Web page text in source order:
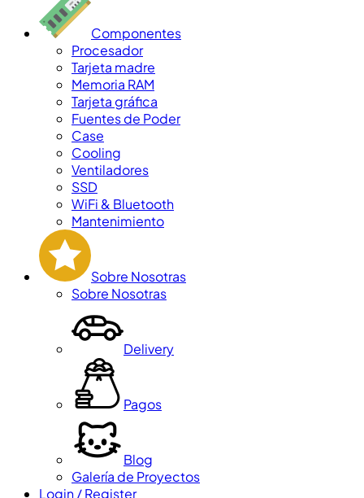
Componentes
Procesador
Tarjeta madre
Memoria RAM
Tarjeta gráfica
Fuentes de Poder
Case
Cooling
Ventiladores
SSD
WiFi & Bluetooth
Mantenimiento
Sobre Nosotras
Sobre Nosotras
Delivery
Pagos
Blog
Galería de Proyectos
Login / Register